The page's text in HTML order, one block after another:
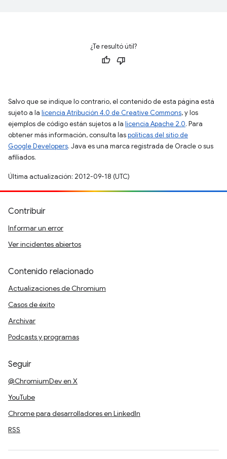
¿Te resultó útil?
Salvo que se indique lo contrario, el contenido de esta página está
sujeto a la licencia Atribución 4.0 de Creative Commons, y los
ejemplos de código están sujetos a la licencia Apache 2.0. Para
obtener más información, consulta laspolíticas del sitio de
Google Developers. Java es una marca registrada de Oracle o sus
afiliados.
Última actualización: 2012-09-18 (UTC)
Contribuir
Informar un error
Ver incidentes abiertos
Contenido relacionado
Actualizaciones de Chromium
Casos de éxito
Archivar
Podcasts y programas
Seguir
@ChromiumDev en X
YouTube
Chrome para desarrolladores en LinkedIn
RSS